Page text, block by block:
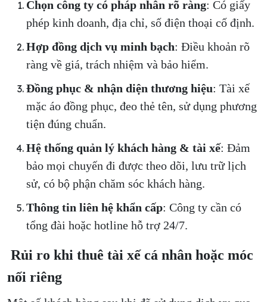
Chọn công ty có pháp nhân rõ ràng: Có giấy
phép kinh doanh, địa chỉ, số điện thoại cố định.
Hợp đồng dịch vụ minh bạch: Điều khoản rõ
ràng về giá, trách nhiệm và bảo hiểm.
Đồng phục & nhận diện thương hiệu: Tài xế
mặc áo đồng phục, đeo thẻ tên, sử dụng phương
tiện đúng chuẩn.
Hệ thống quản lý khách hàng & tài xế: Đảm
bảo mọi chuyến đi được theo dõi, lưu trữ lịch
sử, có bộ phận chăm sóc khách hàng.
Thông tin liên hệ khẩn cấp: Công ty cần có
tổng đài hoặc hotline hỗ trợ 24/7.
Rủi ro khi thuê tài xế cá nhân hoặc móc
nối riêng